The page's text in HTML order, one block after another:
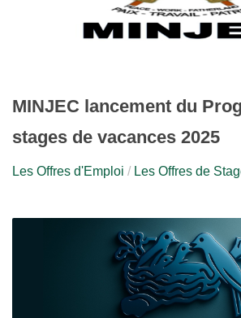
MINJEC lancement du
stages de vacances 2025
Les Offres d'Emploi / Les Offres de